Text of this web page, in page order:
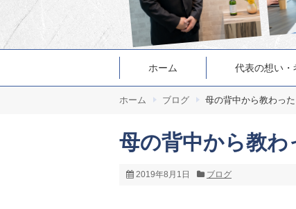
ホーム 代表の想い・
ホーム ブログ 母の背中から教わった
母の背中から教わ
2019年8月1日 ブログ